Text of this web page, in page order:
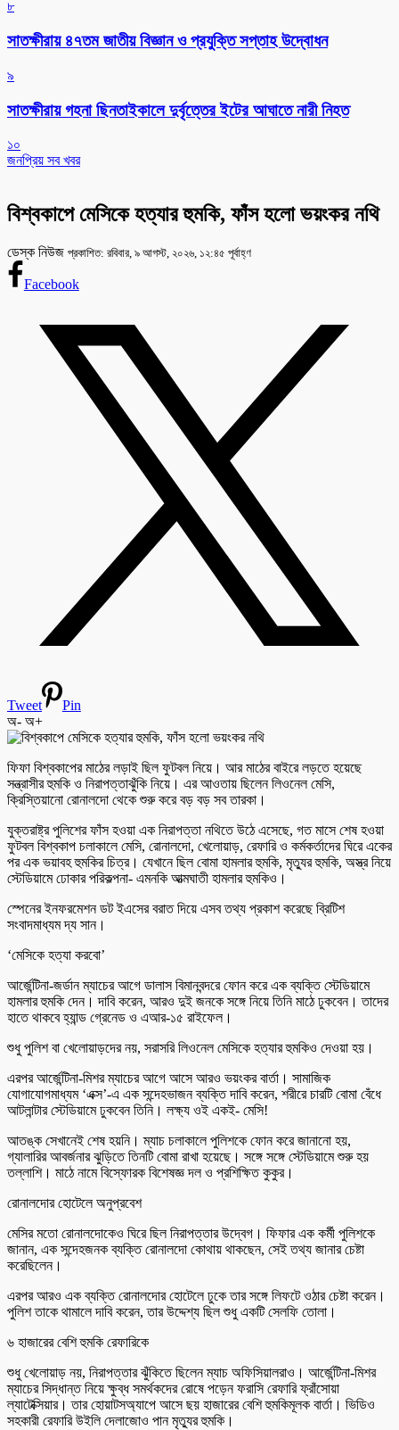
৮
সাতক্ষীরায় ৪৭তম জাতীয় বিজ্ঞান ও প্রযুক্তি সপ্তাহ উদ্বোধন
৯
সাতক্ষীরায় গহনা ছিনতাইকালে দুর্বৃত্তের ইটের আঘাতে নারী নিহত
১০
জনপ্রিয় সব খবর
বিশ্বকাপে মেসিকে হত্যার হুমকি, ফাঁস হলো ভয়ংকর নথি
ডেস্ক নিউজ প্রকাশিত: রবিবার, ৯ আগস্ট, ২০২৬, ১২:৪৫ পূর্বাহ্ণ
Facebook
Tweet
Pin
অ- অ+
ফিফা বিশ্বকাপের মাঠের লড়াই ছিল ফুটবল নিয়ে। আর মাঠের বাইরে লড়তে হয়েছে
সন্ত্রাসীর হুমকি ও নিরাপত্তাঝুঁকি নিয়ে। এর আওতায় ছিলেন লিওনেল মেসি,
ক্রিস্তিয়ানো রোনালদো থেকে শুরু করে বড় বড় সব তারকা।
যুক্তরাষ্ট্র পুলিশের ফাঁস হওয়া এক নিরাপত্তা নথিতে উঠে এসেছে, গত মাসে শেষ হওয়া
ফুটবল বিশ্বকাপ চলাকালে মেসি, রোনালদো, খেলোয়াড়, রেফারি ও কর্মকর্তাদের ঘিরে একের
পর এক ভয়াবহ হুমকির চিত্র। যেখানে ছিল বোমা হামলার হুমকি, মৃত্যুর হুমকি, অস্ত্র নিয়ে
স্টেডিয়ামে ঢোকার পরিকল্পনা- এমনকি আত্মঘাতী হামলার হুমকিও।
স্পেনের ইনফরমেশন ডট ইএসের বরাত দিয়ে এসব তথ্য প্রকাশ করেছে ব্রিটিশ
সংবাদমাধ্যম দ্য সান।
‘মেসিকে হত্যা করবো’
আর্জেন্টিনা-জর্ডান ম্যাচের আগে ডালাস বিমানবন্দরে ফোন করে এক ব্যক্তি স্টেডিয়ামে
হামলার হুমকি দেন। দাবি করেন, আরও দুই জনকে সঙ্গে নিয়ে তিনি মাঠে ঢুকবেন। তাদের
হাতে থাকবে হ্যান্ড গ্রেনেড ও এআর-১৫ রাইফেল।
শুধু পুলিশ বা খেলোয়াড়দের নয়, সরাসরি লিওনেল মেসিকে হত্যার হুমকিও দেওয়া হয়।
এরপর আর্জেন্টিনা-মিশর ম্যাচের আগে আসে আরও ভয়ংকর বার্তা। সামাজিক
যোগাযোগমাধ্যম ‘এক্স’-এ এক সন্দেহভাজন ব্যক্তি দাবি করেন, শরীরে চারটি বোমা বেঁধে
আটলান্টার স্টেডিয়ামে ঢুকবেন তিনি। লক্ষ্য ওই একই- মেসি!
আতঙ্ক সেখানেই শেষ হয়নি। ম্যাচ চলাকালে পুলিশকে ফোন করে জানানো হয়,
গ্যালারির আবর্জনার ঝুড়িতে তিনটি বোমা রাখা হয়েছে। সঙ্গে সঙ্গে স্টেডিয়ামে শুরু হয়
তল্লাশি। মাঠে নামে বিস্ফোরক বিশেষজ্ঞ দল ও প্রশিক্ষিত কুকুর।
রোনালদোর হোটেলে অনুপ্রবেশ
মেসির মতো রোনালদোকেও ঘিরে ছিল নিরাপত্তার উদ্বেগ। ফিফার এক কর্মী পুলিশকে
জানান, এক সন্দেহজনক ব্যক্তি রোনালদো কোথায় থাকছেন, সেই তথ্য জানার চেষ্টা
করেছিলেন।
এরপর আরও এক ব্যক্তি রোনালদোর হোটেলে ঢুকে তার সঙ্গে লিফটে ওঠার চেষ্টা করেন।
পুলিশ তাকে থামালে দাবি করেন, তার উদ্দেশ্য ছিল শুধু একটি সেলফি তোলা।
৬ হাজারের বেশি হুমকি রেফারিকে
শুধু খেলোয়াড় নয়, নিরাপত্তার ঝুঁকিতে ছিলেন ম্যাচ অফিসিয়ালরাও। আর্জেন্টিনা-মিশর
ম্যাচের সিদ্ধান্ত নিয়ে ক্ষুব্ধ সমর্থকদের রোষে পড়েন ফরাসি রেফারি ফ্রাঁসোয়া
ল্যাটেক্সিয়ার। তার হোয়াটসঅ্যাপে আসে ছয় হাজারের বেশি হুমকিমূলক বার্তা। ভিডিও
সহকারী রেফারি উইলি দেলাজোও পান মৃত্যুর হুমকি।